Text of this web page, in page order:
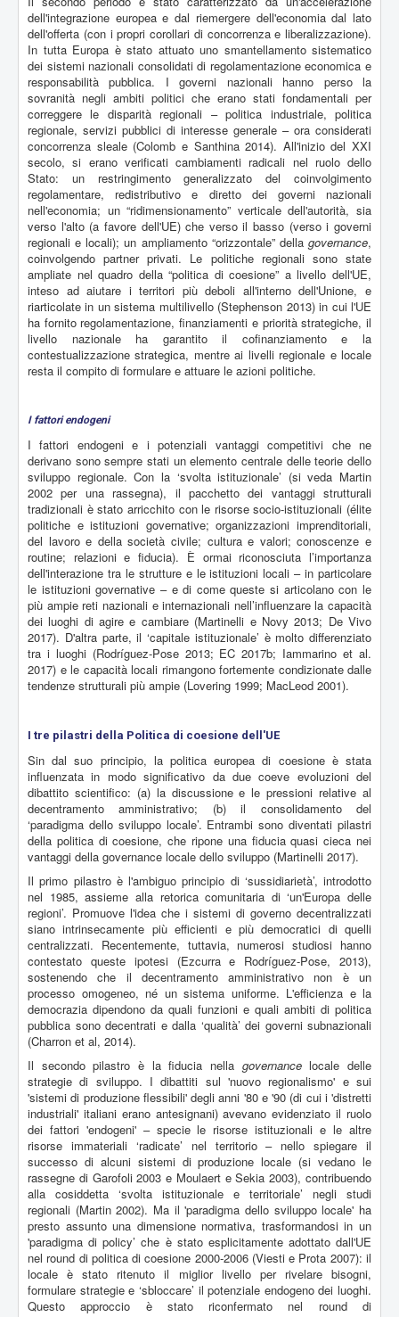
dell'integrazione europea e dal riemergere dell'economia dal lato
dell'offerta (con i propri corollari di concorrenza e liberalizzazione).
In tutta Europa è stato attuato uno smantellamento sistematico
dei sistemi nazionali consolidati di regolamentazione economica e
responsabilità pubblica. I governi nazionali hanno perso la
sovranità negli ambiti politici che erano stati fondamentali per
correggere le disparità regionali – politica industriale, politica
regionale, servizi pubblici di interesse generale – ora considerati
concorrenza sleale (Colomb e Santhina 2014). All'inizio del XXI
secolo, si erano verificati cambiamenti radicali nel ruolo dello
Stato: un restringimento generalizzato del coinvolgimento
regolamentare, redistributivo e diretto dei governi nazionali
nell'economia; un “ridimensionamento” verticale dell'autorità, sia
verso l'alto (a favore dell'UE) che verso il basso (verso i governi
regionali e locali); un ampliamento “orizzontale” della governance,
coinvolgendo partner privati. Le politiche regionali sono state
ampliate nel quadro della “politica di coesione” a livello dell'UE,
inteso ad aiutare i territori più deboli all'interno dell'Unione, e
riarticolate in un sistema multilivello (Stephenson 2013) in cui l'UE
ha fornito regolamentazione, finanziamenti e priorità strategiche, il
livello nazionale ha garantito il cofinanziamento e la
contestualizzazione strategica, mentre ai livelli regionale e locale
resta il compito di formulare e attuare le azioni politiche.
I fattori endogeni
I fattori endogeni e i potenziali vantaggi competitivi che ne
derivano sono sempre stati un elemento centrale delle teorie dello
sviluppo regionale. Con la ‘svolta istituzionale’ (si veda Martin
2002 per una rassegna), il pacchetto dei vantaggi strutturali
tradizionali è stato arricchito con le risorse socio-istituzionali (élite
politiche e istituzioni governative; organizzazioni imprenditoriali,
del lavoro e della società civile; cultura e valori; conoscenze e
routine; relazioni e fiducia). È ormai riconosciuta l’importanza
dell'interazione tra le strutture e le istituzioni locali – in particolare
le istituzioni governative – e di come queste si articolano con le
più ampie reti nazionali e internazionali nell’influenzare la capacità
dei luoghi di agire e cambiare (Martinelli e Novy 2013; De Vivo
2017). D'altra parte, il ‘capitale istituzionale’ è molto differenziato
tra i luoghi (Rodríguez-Pose 2013; EC 2017b; Iammarino et al.
2017) e le capacità locali rimangono fortemente condizionate dalle
tendenze strutturali più ampie (Lovering 1999; MacLeod 2001).
I tre pilastri della Politica di coesione dell'UE
Sin dal suo principio, la politica europea di coesione è stata
influenzata in modo significativo da due coeve evoluzioni del
dibattito scientifico: (a) la discussione e le pressioni relative al
decentramento amministrativo; (b) il consolidamento del
‘paradigma dello sviluppo locale’. Entrambi sono diventati pilastri
della politica di coesione, che ripone una fiducia quasi cieca nei
vantaggi della governance locale dello sviluppo (Martinelli 2017).
Il primo pilastro è l'ambiguo principio di ‘sussidiarietà’, introdotto
nel 1985, assieme alla retorica comunitaria di ‘un'Europa delle
regioni’. Promuove l'idea che i sistemi di governo decentralizzati
siano intrinsecamente più efficienti e più democratici di quelli
centralizzati. Recentemente, tuttavia, numerosi studiosi hanno
contestato queste ipotesi (Ezcurra e Rodríguez-Pose, 2013),
sostenendo che il decentramento amministrativo non è un
processo omogeneo, né un sistema uniforme. L'efficienza e la
democrazia dipendono da quali funzioni e quali ambiti di politica
pubblica sono decentrati e dalla ‘qualità’ dei governi subnazionali
(Charron et al, 2014).
Il secondo pilastro è la fiducia nella governancelocale delle
strategie di sviluppo. I dibattiti sul 'nuovo regionalismo' e sui
'sistemi di produzione flessibili' degli anni '80 e '90 (di cui i 'distretti
industriali' italiani erano antesignani) avevano evidenziato il ruolo
dei fattori 'endogeni' – specie le risorse istituzionali e le altre
risorse immateriali ‘radicate’ nel territorio – nello spiegare il
successo di alcuni sistemi di produzione locale (si vedano le
rassegne di Garofoli 2003 e Moulaert e Sekia 2003), contribuendo
alla cosiddetta ‘svolta istituzionale e territoriale’ negli studi
regionali (Martin 2002). Ma il 'paradigma dello sviluppo locale' ha
presto assunto una dimensione normativa, trasformandosi in un
'paradigma di policy’ che è stato esplicitamente adottato dall'UE
nel round di politica di coesione 2000-2006 (Viesti e Prota 2007): il
locale è stato ritenuto il miglior livello per rivelare bisogni,
formulare strategie e ‘sbloccare’ il potenziale endogeno dei luoghi.
Questo approccio è stato riconfermato nel round di